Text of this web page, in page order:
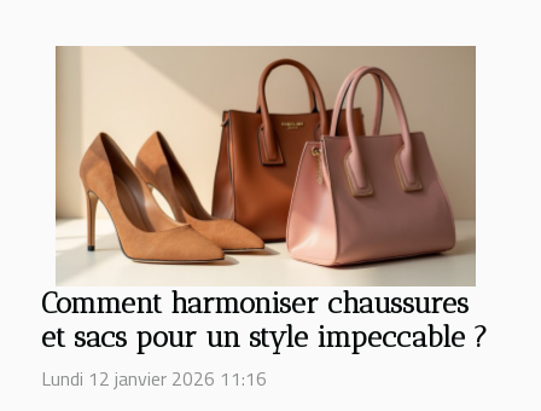
Comment harmoniser chaussures
et sacs pour un style impeccable ?
Lundi 12 janvier 2026 11:16